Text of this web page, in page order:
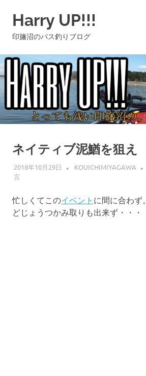
ツ
へ
ス
キ
ッ
プ
Harry UP!!!
印旛沼のバス釣りブログ
ネイティブ泥鰌を狙え
2018年10月29日 KOUICHIMIYAGAWA
言
忙しくてこのイベント に間に合わず。
どじょうつかみ取りも出来ず・・・